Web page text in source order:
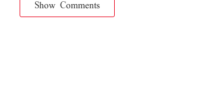
Show Comments